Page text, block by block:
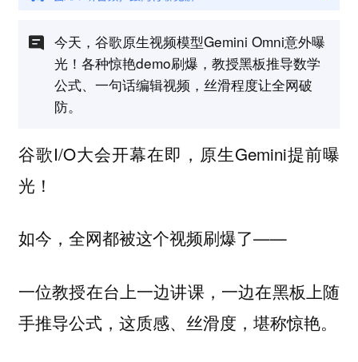
今天，谷歌原生视频模型Gemini Omni意外曝
光！各种惊艳demo刷爆，教授黑板推导数学
公式、一句话编辑视频，丝滑程度让全网破
防。
谷歌I/O大会开幕在即，原生Gemini提前曝
光！
如今，全网都被这个视频刷爆了——
一位教授在台上一边讲课，一边在黑板上随
手推导公式，这质感、丝滑度，堪称惊艳。